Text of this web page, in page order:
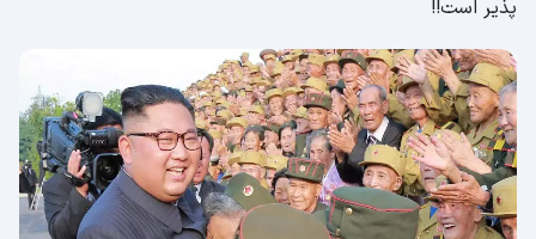
پذیر است!!